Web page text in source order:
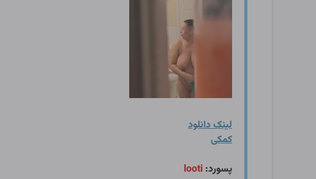
لینک دانلود
کمکی
پسورد: looti